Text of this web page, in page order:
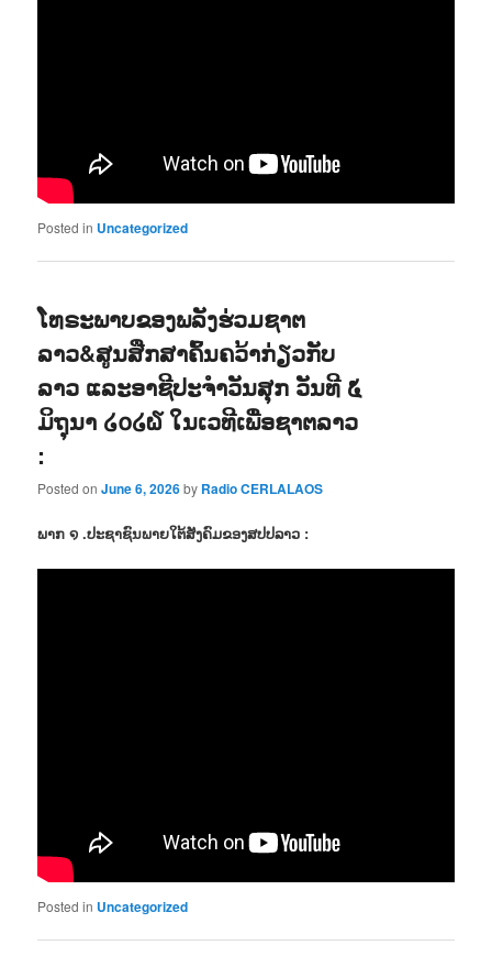
Posted in Uncategorized
ໂທຣະພາບຂອງພລັງຮ່ວມຊາຕ
ລາວ&ສູນສືກສາຄົ້ນຄວ້າກ່ຽວກັບ
ລາວ ແລະອາຊີປະຈຳວັນສຸກ ວັນທີ ໕
ມິຖຸນາ ໒໐໒໖ ໃນເວທີເພື່ອຊາຕລາວ
:
Posted onJune 6, 2026by Radio CERLALAOS
ພາກ ໑ .ປະຊາຊົນພາຍໃຕ້ສັງຄົມຂອງສປປລາວ :
Posted in Uncategorized